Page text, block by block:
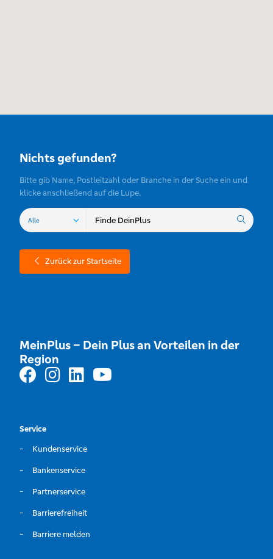
Nichts gefunden?
Bitte gib Name, Postleitzahl oder Branche in der Suche ein und
klicke anschließend auf die Lupe.
Zurück zur Startseite
MeinPlus – Dein Plus an Vorteilen in der
Region
Service
Kundenservice
Bankenservice
Partnerservice
Barrierefreiheit
Barriere melden